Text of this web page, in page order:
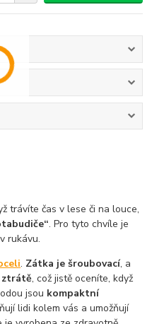
trávíte čas v lese či na louce,
. Pro tyto chvíle je
rukávu.
. Zátka je šroubovací, a
, což jistě oceníte, když
jsou kompaktní
lidi kolem vás a umožňují